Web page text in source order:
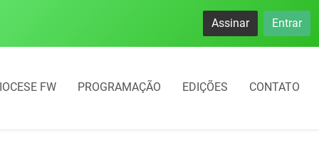
Assinar Entrar
FW PROGRAMAÇÃO EDIÇÕES CONTATO